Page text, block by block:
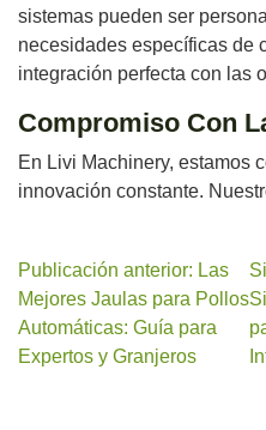
sistemas pueden ser
necesidades específicas de
integración perfecta con las
Compromiso Con
En Livi Machinery, estamos
innovación constante.
Publicación anterior: Las
Mejores Jaulas para Pollos
Automáticas: Guía para
Expertos y Granjeros